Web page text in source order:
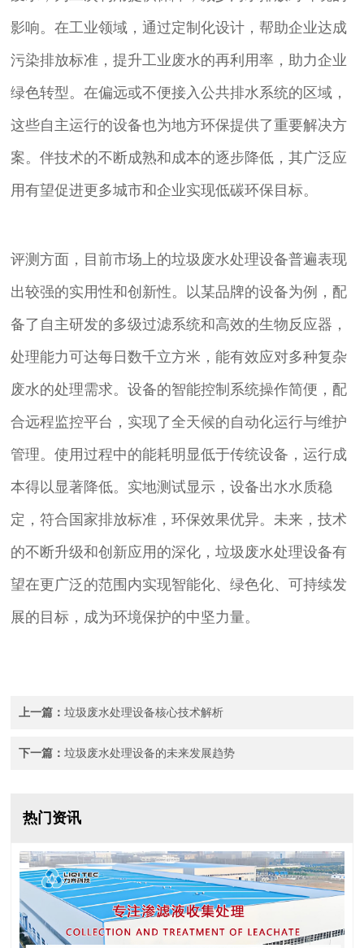
影响。在工业领域，通过定制化设计，帮助企业达成
污染排放标准，提升工业废水的再利用率，助力企业
绿色转型。在偏远或不便接入公共排水系统的区域，
这些自主运行的设备也为地方环保提供了重要解决方
案。伴技术的不断成熟和成本的逐步降低，其广泛应
用有望促进更多城市和企业实现低碳环保目标。
评测方面，目前市场上的垃圾废水处理设备普遍表现
出较强的实用性和创新性。以某品牌的设备为例，配
备了自主研发的多级过滤系统和高效的生物反应器，
处理能力可达每日数千立方米，能有效应对多种复杂
废水的处理需求。设备的智能控制系统操作简便，配
合远程监控平台，实现了全天候的自动化运行与维护
管理。使用过程中的能耗明显低于传统设备，运行成
本得以显著降低。实地测试显示，设备出水水质稳
定，符合国家排放标准，环保效果优异。未来，技术
的不断升级和创新应用的深化，垃圾废水处理设备有
望在更广泛的范围内实现智能化、绿色化、可持续发
展的目标，成为环境保护的中坚力量。
上一篇：垃圾废水处理设备核心技术解析
下一篇：垃圾废水处理设备的未来发展趋势
热门资讯